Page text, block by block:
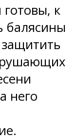
готовы, к
балясины
него